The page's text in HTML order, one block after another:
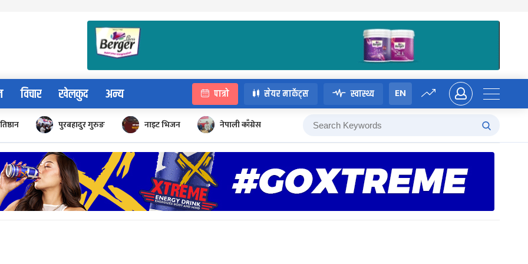
विचार खेलकुद अन्य पात्रो सेयर मार्केट्स स्वास्थ्य EN
पुरबहादुर गुरुङ नाइट भिजन नेपाली काँग्रेस